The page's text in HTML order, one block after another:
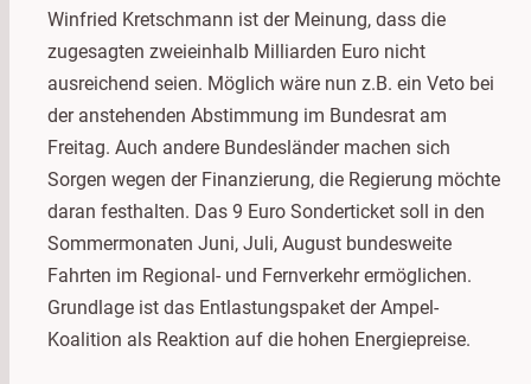
Winfried Kretschmann ist der Meinung, dass die
zugesagten zweieinhalb Milliarden Euro nicht
ausreichend seien. Möglich wäre nun z.B. ein Veto bei
der anstehenden Abstimmung im Bundesrat am
Freitag. Auch andere Bundesländer machen sich
Sorgen wegen der Finanzierung, die Regierung möchte
daran festhalten. Das 9 Euro Sonderticket soll in den
Sommermonaten Juni, Juli, August bundesweite
Fahrten im Regional- und Fernverkehr ermöglichen.
Grundlage ist das Entlastungspaket der Ampel-
Koalition als Reaktion auf die hohen Energiepreise.